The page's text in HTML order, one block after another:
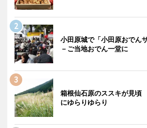
小田原城で「小田原おでん
－ご当地おでん一堂に
箱根仙石原のススキが見
にゆらりゆらり